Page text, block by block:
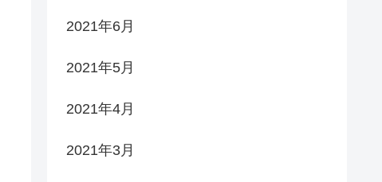
2021年6月
2021年5月
2021年4月
2021年3月